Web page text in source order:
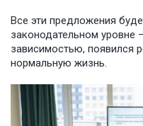
Все эти предложения
законодательном уровне
зависимостью, появился
нормальную жизнь.